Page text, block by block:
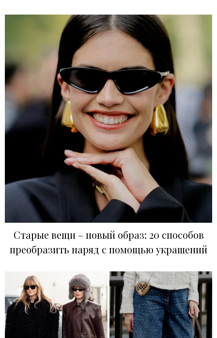
Старые вещи – новый образ: 20 способов
преобразить наряд с помощью украшений